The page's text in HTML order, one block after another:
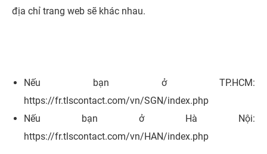
địa chỉ trang web sẽ khác nhau.
Nếu bạn ở TP.HCM:
https://fr.tlscontact.com/vn/SGN/index.php
Nếu bạn ở Hà Nội:
https://fr.tlscontact.com/vn/HAN/index.php